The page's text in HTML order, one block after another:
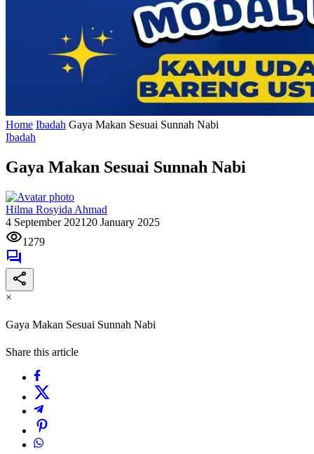
Home Ibadah Gaya Makan Sesuai Sunnah Nabi
Ibadah
Gaya Makan Sesuai Sunnah Nabi
Hilma Rosyida Ahmad
4 September 2021 20 January 2025
1279
×
Gaya Makan Sesuai Sunnah Nabi
Share this article